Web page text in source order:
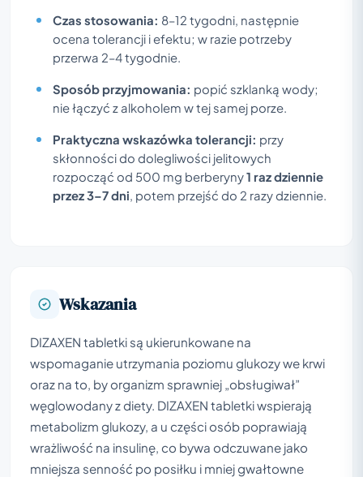
Czas stosowania: 8–12 tygodni, następnie
ocena tolerancji i efektu; w razie potrzeby
przerwa 2–4 tygodnie.
Sposób przyjmowania: popić szklanką wody;
nie łączyć z alkoholem w tej samej porze.
Praktyczna wskazówka tolerancji: przy
skłonności do dolegliwości jelitowych
rozpocząć od 500 mg berberyny1 raz dziennie
przez 3–7 dni , potem przejść do 2 razy dziennie.
Wskazania
DIZAXEN tabletki są ukierunkowane na
wspomaganie utrzymania poziomu glukozy we krwi
oraz na to, by organizm sprawniej „obsługiwał”
węglowodany z diety. DIZAXEN tabletki wspierają
metabolizm glukozy, a u części osób poprawiają
wrażliwość na insulinę, co bywa odczuwane jako
mniejsza senność po posiłku i mniej gwałtowne